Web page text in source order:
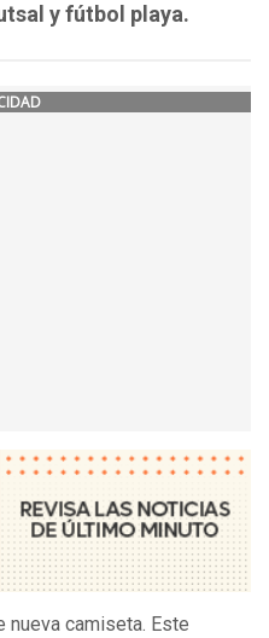
y fútbol playa.
nueva camiseta. Este